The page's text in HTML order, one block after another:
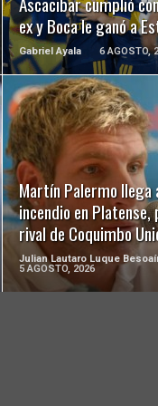
ex y Boca le ganó a
Gabriel Ayala 6 AGOSTO,
Martín Palermo llega
incendio en
rival de Coquimbo
Julian Lautaro Luque
5 AGOSTO, 2026
LEER MÁS